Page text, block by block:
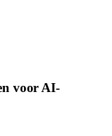
voor AI-